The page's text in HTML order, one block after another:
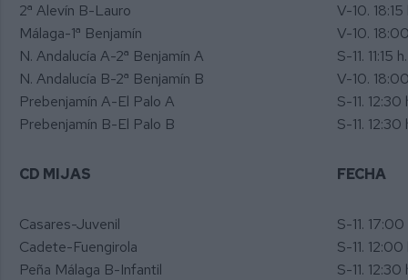
2ª Alevín B-Lauro
Málaga-1ª Benjamín
N. Andalucía A-2ª Benjamín A
N. Andalucía B-2ª Benjamín B
Prebenjamín A-El Palo A
Prebenjamín B-El Palo B
V-10. 18:15
V-10.
S-11. 11:15 h.
V-10.
S-11. 12:30
S-11. 12:30
CD MIJAS FECHA
Casares-Juvenil
Cadete-Fuengirola
Peña Málaga B-Infantil
S-11. 17:00
S-11. 12:00
S-11. 12:30